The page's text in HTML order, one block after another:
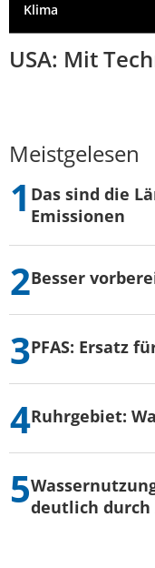
Klima
USA: Mit
Meistgelesen
Das sind die
Emissionen
Besser
PFAS: Ersatz
Ruhrgebiet:
deutlich durch